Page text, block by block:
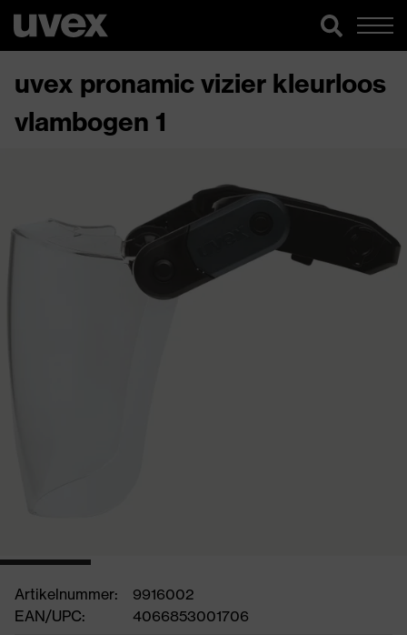
uvex pronamic vizier kleurloos
vlambogen 1​
Artikelnummer:
9916002
EAN/UPC:
4066853001706